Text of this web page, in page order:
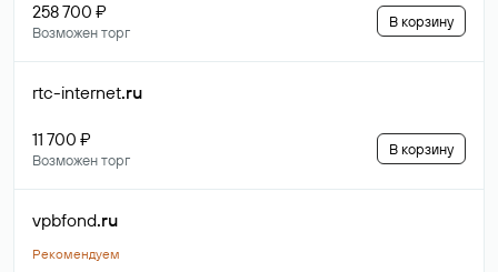
258 700 ₽
Возможен торг
В корзину
rtc-internet.ru
11 700 ₽
Возможен торг
В корзину
vpbfond.ru
Рекомендуем